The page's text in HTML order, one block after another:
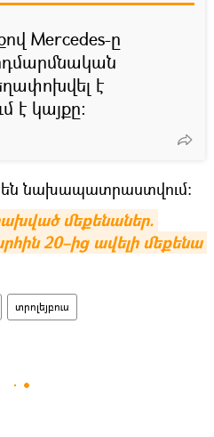
Mercedes-ը
է
է կայքը։
են նախապատրաստվում։
մեքենաներ.
20–ից ավելի մեքենա
տրոլեյբուս